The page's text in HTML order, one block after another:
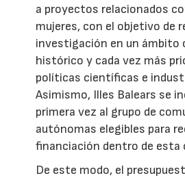
a proyectos relacionados
mujeres, con el objetivo de
investigación en un ámbito
histórico y cada vez más
políticas científicas e
Asimismo, Illes Balears se
primera vez al grupo de
autónomas elegibles para
financiación dentro de esta
De este modo, el